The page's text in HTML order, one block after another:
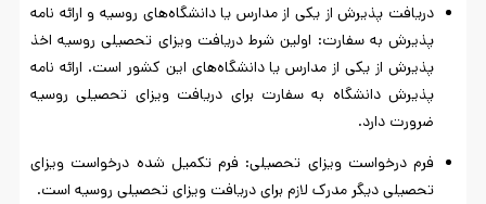
دریافت پذیرش از یکی از مدارس یا دانشگاه‌های روسیه و ارائه نامه
پذیرش به سفارت: اولین شرط دریافت ویزای تحصیلی روسیه اخذ
پذیرش از یکی از مدارس یا دانشگاه‌های این کشور است. ارائه نامه
پذیرش دانشگاه به سفارت برای دریافت ویزای تحصیلی روسیه
ضرورت دارد.
فرم درخواست ویزای تحصیلی: فرم تکمیل شده درخواست ویزای
تحصیلی دیگر مدرک لازم برای دریافت ویزای تحصیلی روسیه است.